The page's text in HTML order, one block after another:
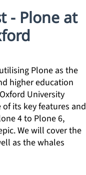
- Plone at
Plone as the
higher education
University
its key features and
4 to Plone 6,
We will cover the
as the whales